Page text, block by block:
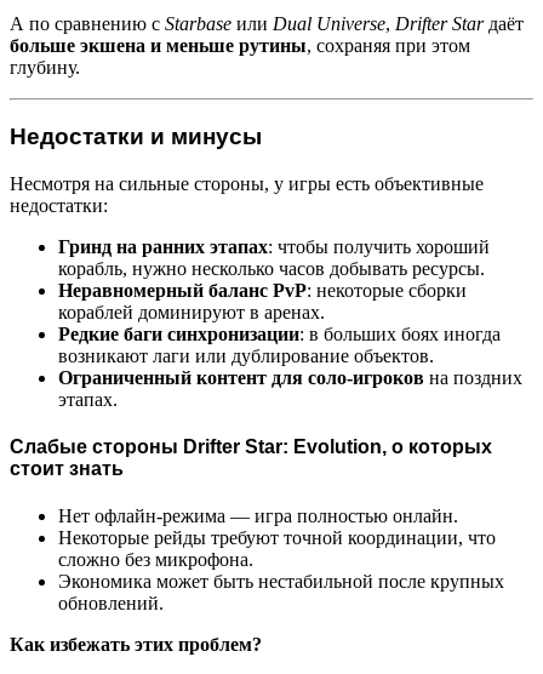
А по сравнению с Starbase или Dual Universe, Drifter Starдаёт
больше экшена и меньше рутины, сохраняя при этом
глубину.
Недостатки и минусы
Несмотря на сильные стороны, у игры есть объективные
недостатки:
Гринд на ранних этапах: чтобы получить хороший
корабль, нужно несколько часов добывать ресурсы.
Неравномерный баланс PvP: некоторые сборки
кораблей доминируют в аренах.
Редкие баги синхронизации: в больших боях иногда
возникают лаги или дублирование объектов.
Ограниченный контент для соло-игроков на поздних
этапах.
Слабые стороны Drifter Star: Evolution, о которых
стоит знать
Нет офлайн-режима — игра полностью онлайн.
Некоторые рейды требуют точной координации, что
сложно без микрофона.
Экономика может быть нестабильной после крупных
обновлений.
Как избежать этих проблем?